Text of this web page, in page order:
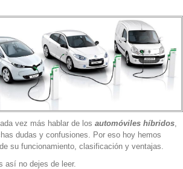
Y VISIÓN
TRABAJO
vez más hablar de los automóviles híbridos,
dudas y confusiones. Por eso hoy hemos
su funcionamiento, clasificación y ventajas.
así no dejes de leer.